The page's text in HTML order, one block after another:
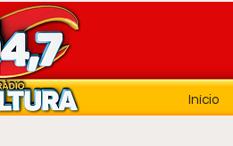
Início